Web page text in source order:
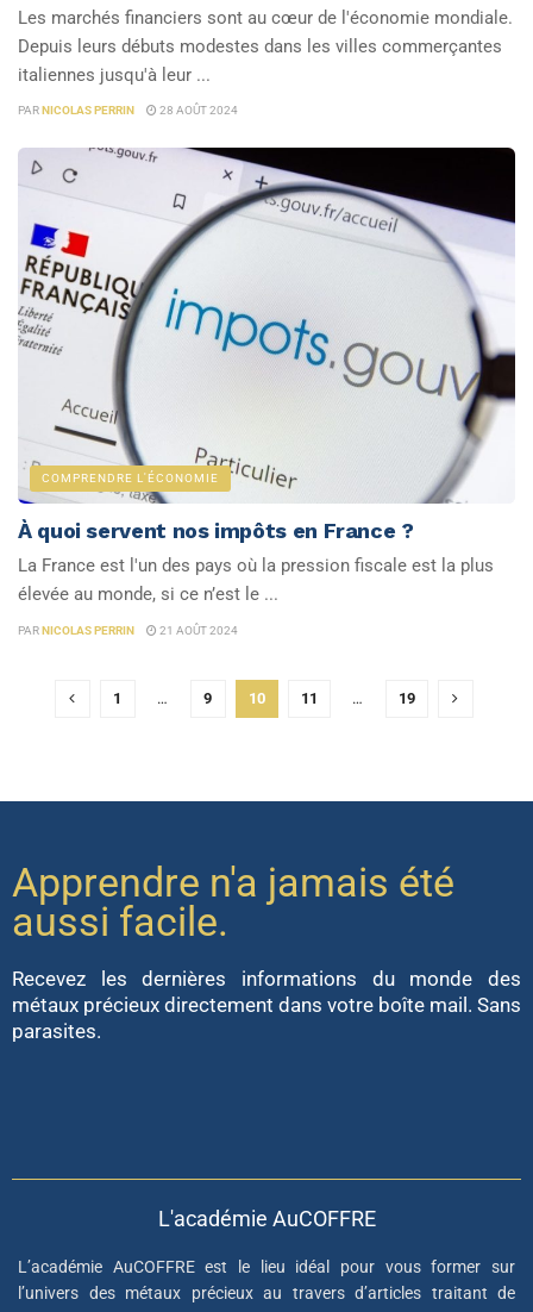
Les marchés financiers sont au cœur de l'économie mondiale.
Depuis leurs débuts modestes dans les villes commerçantes
italiennes jusqu'à leur ...
PARNICOLAS PERRIN 28 AOÛT 2024
COMPRENDRE L'ÉCONOMIE
À quoi servent nos impôts en France ?
La France est l'un des pays où la pression fiscale est la plus
élevée au monde, si ce n’est le ...
PARNICOLAS PERRIN 21 AOÛT 2024
1 … 9 10 11 … 19
Apprendre n'a jamais été
aussi facile.
Recevez les dernières informations du monde des
métaux précieux directement dans votre boîte mail. Sans
parasites.
L'académie AuCOFFRE
L’académie AuCOFFRE est le lieu idéal pour vous former sur
l’univers des métaux précieux au travers d’articles traitant de